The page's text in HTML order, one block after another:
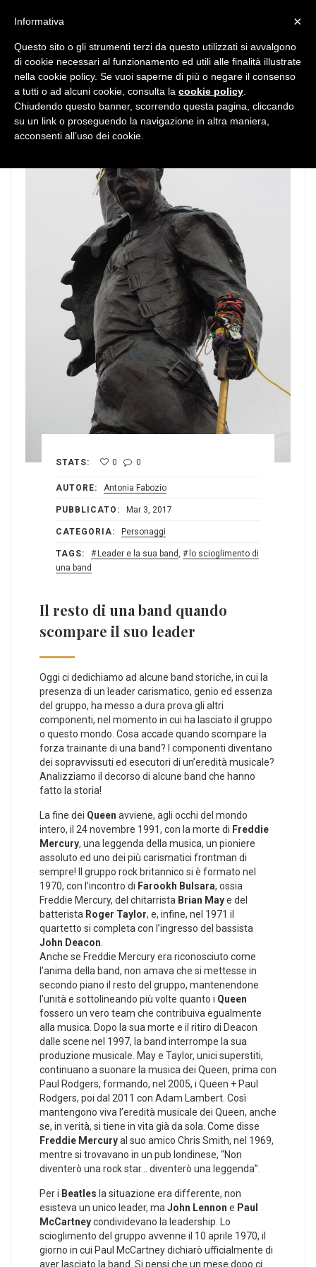
STATS: 0 0
AUTORE: Antonia Fabozio
PUBBLICATO: Mar 3, 2017
CATEGORIA: Personaggi
TAGS: Leader e la sua band,
lo scioglimento di
una band
Il resto di una band quando
scompare il suo leader
Oggi ci dedichiamo ad alcune band storiche, in cui la
presenza di un leader carismatico, genio ed essenza
del gruppo, ha messo a dura prova gli altri
componenti, nel momento in cui ha lasciato il gruppo
o questo mondo. Cosa accade quando scompare la
forza trainante di una band? I componenti diventano
dei sopravvissuti ed esecutori di un’eredità musicale?
Analizziamo il decorso di alcune band che hanno
fatto la storia!
La fine dei Queen avviene, agli occhi del mondo
intero, il 24 novembre 1991, con la morte di Freddie
Mercury, una leggenda della musica, un pioniere
assoluto ed uno dei più carismatici frontman di
sempre! Il gruppo rock britannico si è formato nel
1970, con l’incontro di Farookh Bulsara, ossia
Freddie Mercury, del chitarrista Brian Maye del
batterista Roger Taylor, e, infine, nel 1971 il
quartetto si completa con l’ingresso del bassista
John Deacon.
Anche se Freddie Mercury era riconosciuto come
l’anima della band, non amava che si mettesse in
secondo piano il resto del gruppo, mantenendone
l’unità e sottolineando più volte quanto i Queen
fossero un vero team che contribuiva egualmente
alla musica. Dopo la sua morte e il ritiro di Deacon
dalle scene nel 1997, la band interrompe la sua
produzione musicale. May e Taylor, unici superstiti,
continuano a suonare la musica dei Queen, prima con
Paul Rodgers, formando, nel 2005, i Queen + Paul
Rodgers, poi dal 2011 con Adam Lambert. Così
mantengono viva l’eredità musicale dei Queen, anche
se, in verità, si tiene in vita già da sola. Come disse
Freddie Mercuryal suo amico Chris Smith, nel 1969,
mentre si trovavano in un pub londinese, “Non
diventerò una rock star… diventerò una leggenda”.
Per i Beatles la situazione era differente, non
esisteva un unico leader, maJohn Lennon e Paul
McCartneycondividevano la leadership. Lo
scioglimento del gruppo avvenne il 10 aprile 1970, il
giorno in cui Paul McCartney dichiarò ufficialmente di
aver lasciato la band. Si pensi che un mese dopo ci
×
Informativa
Questo sito o gli strumenti terzi da questo utilizzati si avvalgono
di cookie necessari al funzionamento ed utili alle finalità illustrate
nella cookie policy. Se vuoi saperne di più o negare il consenso
a tutti o ad alcuni cookie, consulta la cookie policy
Chiudendo questo banner, scorrendo questa pagina, cliccando
su un link o proseguendo la navigazione in altra maniera,
acconsenti all’uso dei cookie.